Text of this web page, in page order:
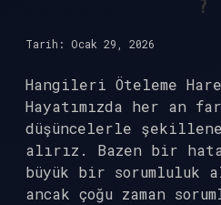
?
Tarih: Ocak 29, 2026
Hangileri Öteleme
Hayatımızda her an
düşüncelerle
alırız. Bazen bir
büyük bir sorumluluk
ancak çoğu zaman